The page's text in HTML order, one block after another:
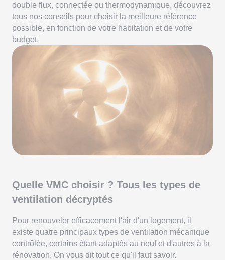
double flux, connectée ou thermodynamique, découvrez
tous nos conseils pour choisir la meilleure référence
possible, en fonction de votre habitation et de votre
budget.
Quelle VMC choisir ? Tous les types de
ventilation décryptés
Pour renouveler efficacement l'air d'un logement, il
existe quatre principaux types de ventilation mécanique
contrôlée, certains étant adaptés au neuf et d'autres à la
rénovation. On vous dit tout ce qu'il faut savoir.